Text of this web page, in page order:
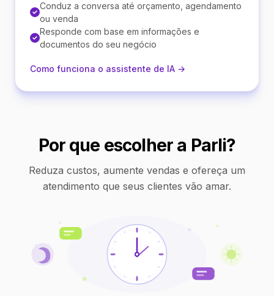
Conduz a conversa até orçamento, agendamento
ou venda
Responde com base em informações e
documentos do seu negócio
Como funciona o assistente de IA →
Por que escolher a Parli?
Reduza custos, aumente vendas e ofereça um
atendimento que seus clientes vão amar.